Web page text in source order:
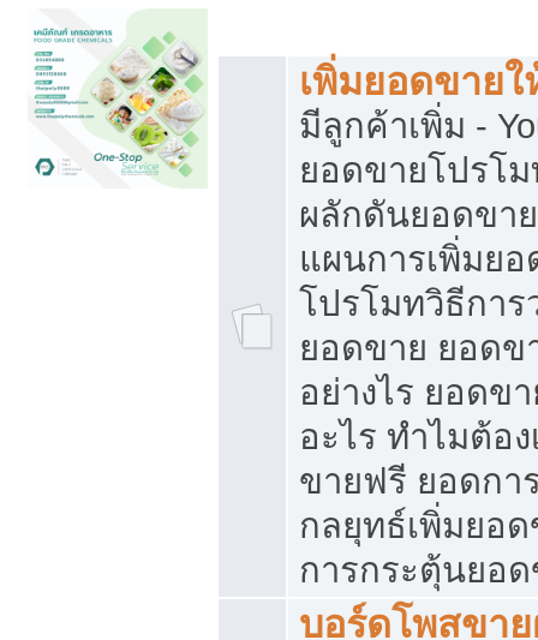
เพิ่มยอดขายใ
มีลูกค้าเพิ่ม -
ยอดขายโปรโ
ผลักดันยอดขา
แผนการเพิ่มย
โปรโมทวิธีการ
ยอดขาย ยอดข
อย่างไร ยอดข
อะไร ทำไมต้อ
ขายฟรี ยอดกา
กลยุทธ์เพิ่มยอ
การกระตุ้นยอ
บอร์ดโพสขา